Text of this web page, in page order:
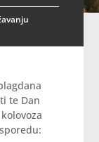
te Dan